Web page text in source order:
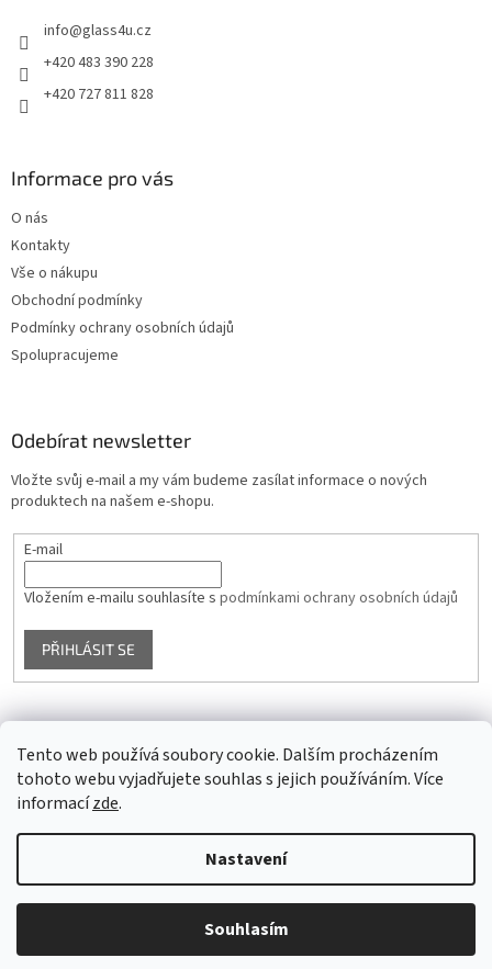
Tento web používá soubory cookie. Dalším procházením
tohoto webu vyjadřujete souhlas s jejich používáním. Více
informacízde.
Nastavení
Souhlasím
info@glass4u.cz
+420 483 390 228
+420 727 811 828
Informace pro vás
O nás
Kontakty
Vše o nákupu
Obchodní podmínky
Podmínky ochrany osobních údajů
Spolupracujeme
Odebírat newsletter
Vložte svůj e-mail a my vám budeme zasílat informace o nových
produktech na našem e-shopu.
E-mail
Vložením e-mailu souhlasíte s podmínkami ochrany osobních údajů
PŘIHLÁSIT SE
Facebook
Copyright 2026Glass4u.cz. Všechna práva vyhrazena.Upravit
nastavení cookies